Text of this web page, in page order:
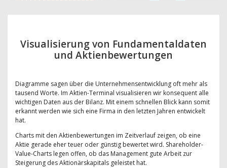
Visualisierung von Fundamentaldaten
und Aktienbewertungen
Diagramme sagen über die Unternehmensentwicklung oft mehr als
tausend Worte. Im Aktien-Terminal visualisieren wir konsequent alle
wichtigen Daten aus der Bilanz. Mit einem schnellen Blick kann somit
erkannt werden wie sich eine Firma in den letzten Jahren entwickelt
hat.
Charts mit den Aktienbewertungen im Zeitverlauf zeigen, ob eine
Aktie gerade eher teuer oder günstig bewertet wird. Shareholder-
Value-Charts legen offen, ob das Management gute Arbeit zur
Steigerung des Aktionärskapitals geleistet hat.